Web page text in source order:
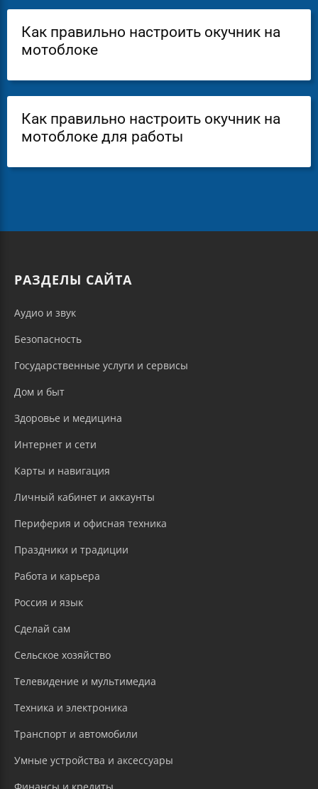
Как правильно настроить окучник на
мотоблоке
Как правильно настроить окучник на
мотоблоке для работы
РАЗДЕЛЫ САЙТА
Аудио и звук
Безопасность
Государственные услуги и сервисы
Дом и быт
Здоровье и медицина
Интернет и сети
Карты и навигация
Личный кабинет и аккаунты
Периферия и офисная техника
Праздники и традиции
Работа и карьера
Россия и язык
Сделай сам
Сельское хозяйство
Телевидение и мультимедиа
Техника и электроника
Транспорт и автомобили
Умные устройства и аксессуары